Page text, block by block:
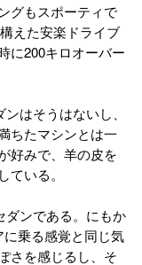
グもスポーティで
えた安楽ドライブ
に200キロオーバー
はそうはないし、
ちたマシンとは一
好みで、羊の皮を
いる。
ンである。にもか
乗る感覚と同じ気
さを感じるし、そ